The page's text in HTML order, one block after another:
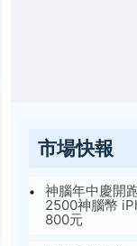
市場快報
神腦年中慶開
2500神腦幣
800元